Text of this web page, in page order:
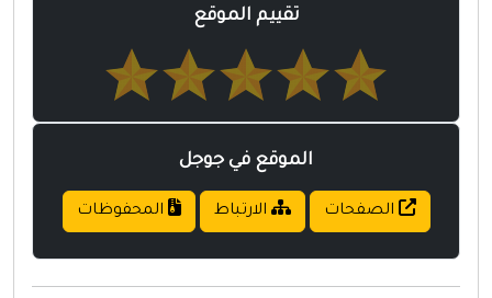
الارتباط المحفوظات